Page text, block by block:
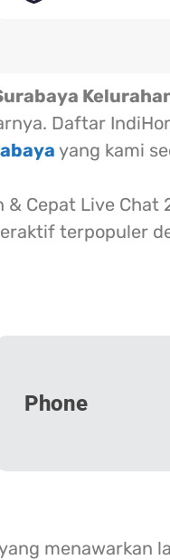
Daftar
yang kami
& Cepat Live Chat
terpopuler
Phone
menawarkan